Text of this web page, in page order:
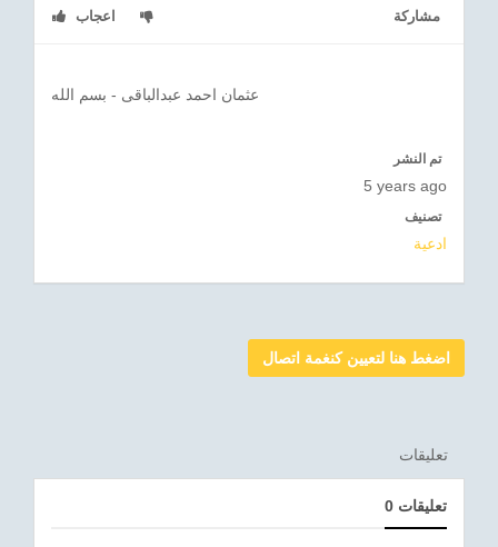
اعجاب مشاركة
تم النشر
5 years ago
تصنيف
ادعية
اضغط هنا لتعيين كنغمة اتصال
تعليقات
0 تعليقات